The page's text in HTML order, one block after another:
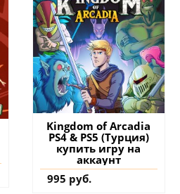
Kingdom of Arcadia
PS4 & PS5 (Турция)
купить игру на
аккаунт
995 руб.